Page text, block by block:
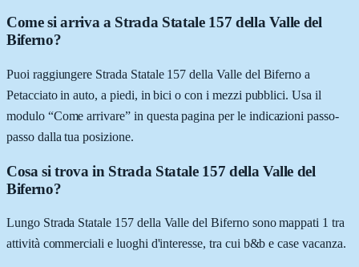
Come si arriva a Strada Statale 157 della Valle del
Biferno?
Puoi raggiungere Strada Statale 157 della Valle del Biferno a
Petacciato in auto, a piedi, in bici o con i mezzi pubblici. Usa il
modulo “Come arrivare” in questa pagina per le indicazioni passo-
passo dalla tua posizione.
Cosa si trova in Strada Statale 157 della Valle del
Biferno?
Lungo Strada Statale 157 della Valle del Biferno sono mappati 1 tra
attività commerciali e luoghi d'interesse, tra cui b&b e case vacanza.